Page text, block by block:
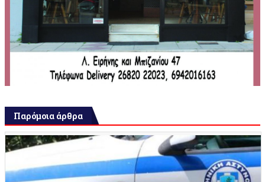
Παρόμοια άρθρα